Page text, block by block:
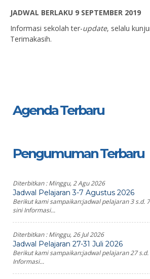
JADWAL BERLAKU 9 SEPTEMBER 2019
Informasi sekolah ter-update, selalu
Terimakasih.
Agenda Terbaru
Pengumuman Terbaru
Diterbitkan :Minggu, 2 Agu 2026
Jadwal Pelajaran 3-7 Agustus 2026
Berikut kami sampaikan:jadwal pelajaran 3 s.d.
sini Informasi...
Diterbitkan :Minggu, 26 Jul 2026
Jadwal Pelajaran 27-31 Juli 2026
Berikut kami sampaikan:jadwal pelajaran 27 s.d.
Informasi...